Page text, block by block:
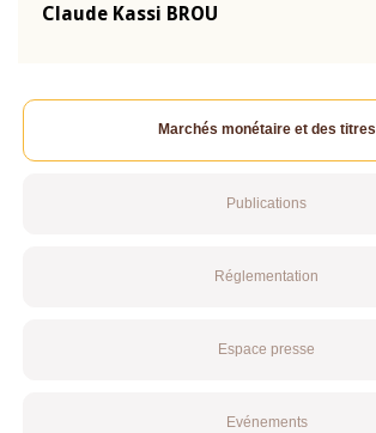
Claude Kassi BROU
Marchés monétaire et des titres
Publications
Réglementation
Espace presse
Evénements